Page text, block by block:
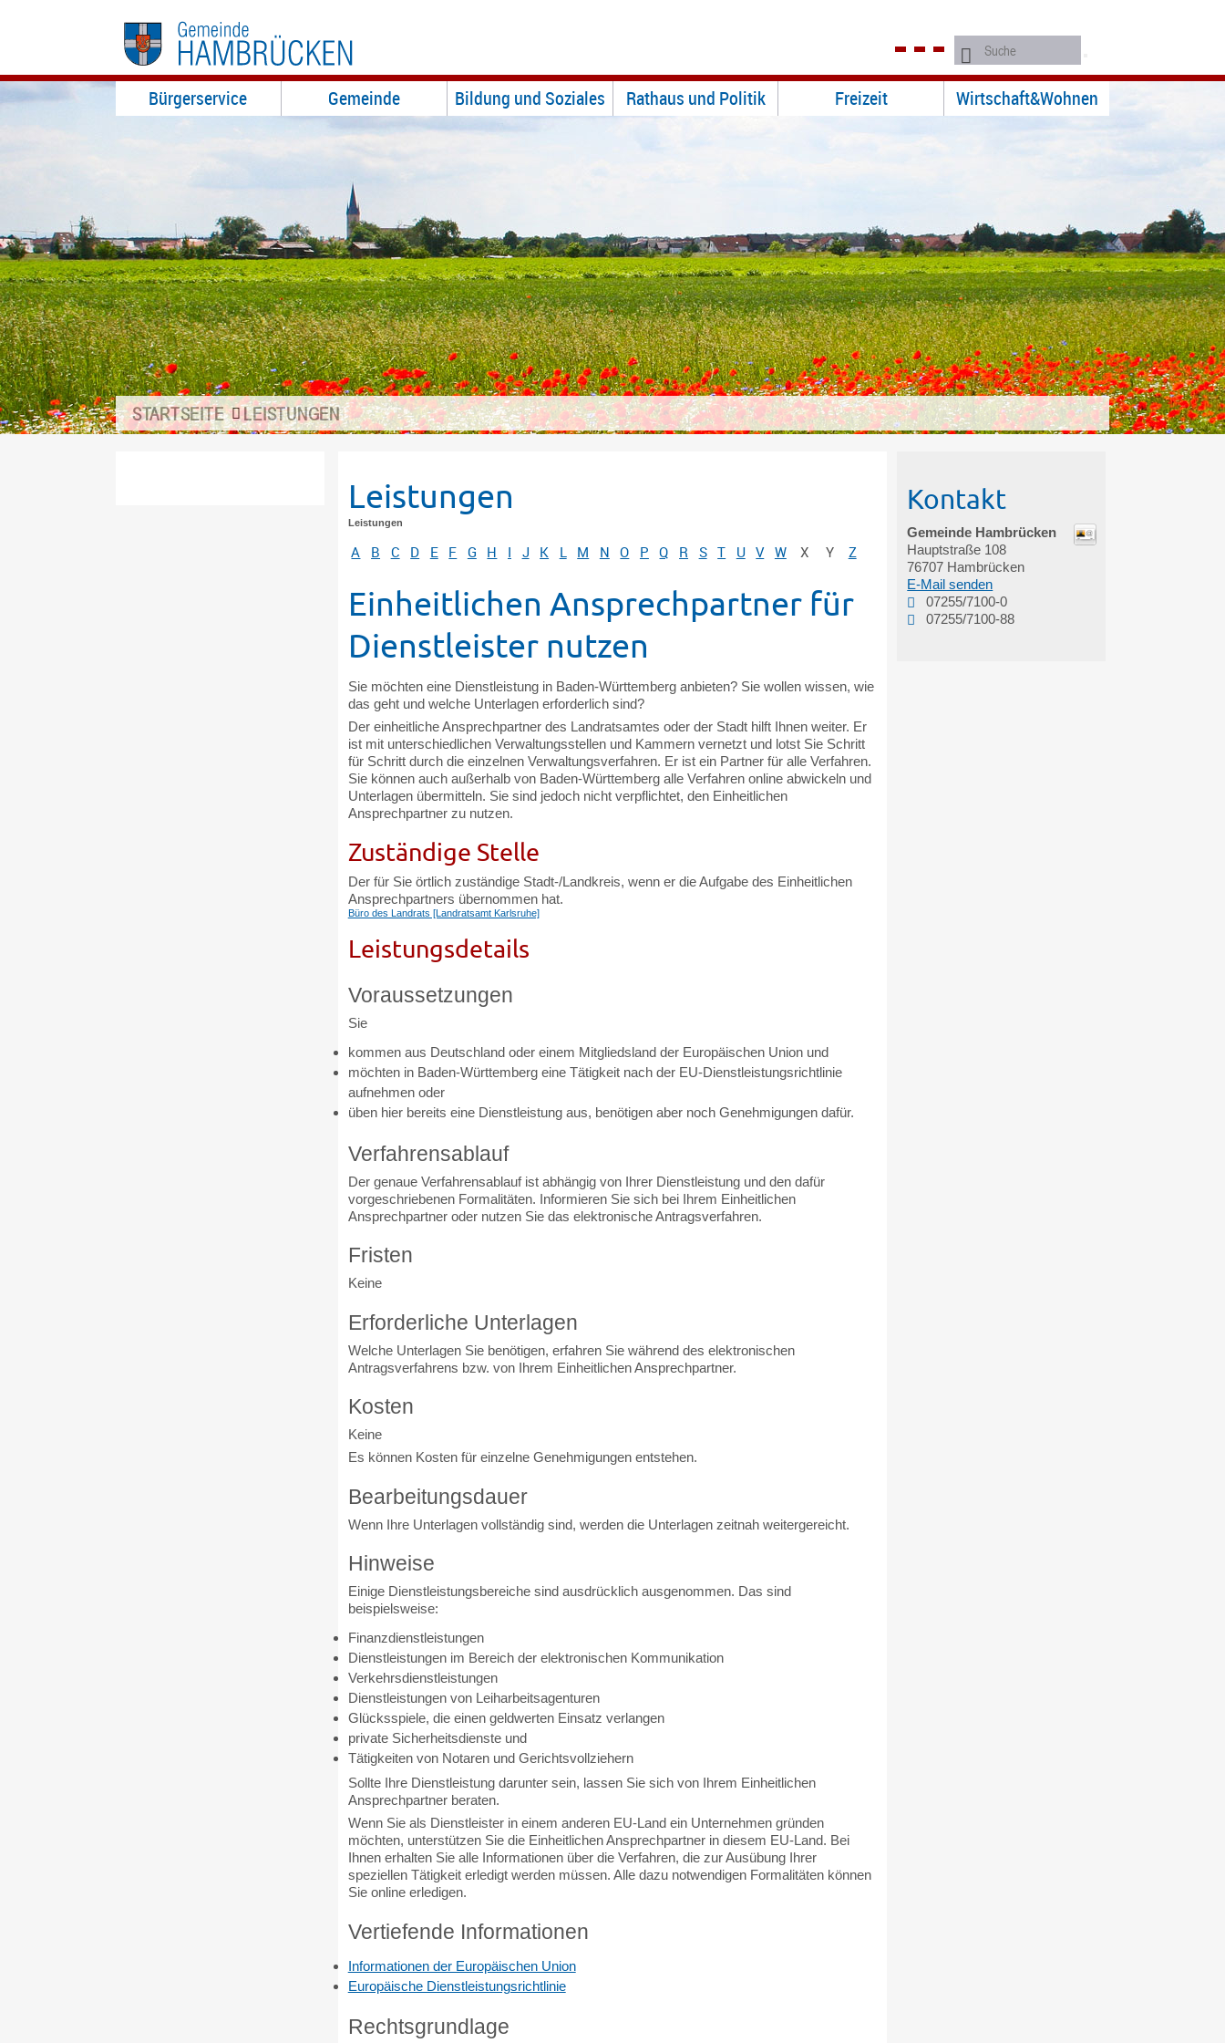
Bürgerservice Gemeinde Bildung und Soziales Rathaus und Politik Freizeit Wirtschaft&Wohnen
STARTSEITE LEISTUNGEN
Leistungen
Leistungen
A B C D E F G H I J K L M N O P Q R S T U V W X Y Z
Einheitlichen Ansprechpartner für
Dienstleister nutzen
Sie möchten eine Dienstleistung in Baden-Württemberg anbieten? Sie wollen wissen, wie
das geht und welche Unterlagen erforderlich sind?
Der einheitliche Ansprechpartner des Landratsamtes oder der Stadt hilft Ihnen weiter. Er
ist mit unterschiedlichen Verwaltungsstellen und Kammern vernetzt und lotst Sie Schritt
für Schritt durch die einzelnen Verwaltungsverfahren. Er ist ein Partner für alle Verfahren.
Sie können auch außerhalb von Baden-Württemberg alle Verfahren online abwickeln und
Unterlagen übermitteln. Sie sind jedoch nicht verpflichtet, den Einheitlichen
Ansprechpartner zu nutzen.
Zuständige Stelle
Der für Sie örtlich zuständige Stadt-/Landkreis, wenn er die Aufgabe des Einheitlichen
Ansprechpartners übernommen hat.
Büro des Landrats [Landratsamt Karlsruhe]
Leistungsdetails
Voraussetzungen
Sie
kommen aus Deutschland oder einem Mitgliedsland der Europäischen Union und
möchten in Baden-Württemberg eine Tätigkeit nach der EU-Dienstleistungsrichtlinie
aufnehmen oder
üben hier bereits eine Dienstleistung aus, benötigen aber noch Genehmigungen dafür.
Verfahrensablauf
Der genaue Verfahrensablauf ist abhängig von Ihrer Dienstleistung und den dafür
vorgeschriebenen Formalitäten. Informieren Sie sich bei Ihrem Einheitlichen
Ansprechpartner oder nutzen Sie das elektronische Antragsverfahren.
Fristen
Keine
Erforderliche Unterlagen
Welche Unterlagen Sie benötigen, erfahren Sie während des elektronischen
Antragsverfahrens bzw. von Ihrem Einheitlichen Ansprechpartner.
Kosten
Keine
Es können Kosten für einzelne Genehmigungen entstehen.
Bearbeitungsdauer
Wenn Ihre Unterlagen vollständig sind, werden die Unterlagen zeitnah weitergereicht.
Hinweise
Einige Dienstleistungsbereiche sind ausdrücklich ausgenommen. Das sind
beispielsweise:
Finanzdienstleistungen
Dienstleistungen im Bereich der elektronischen Kommunikation
Verkehrsdienstleistungen
Dienstleistungen von Leiharbeitsagenturen
Glücksspiele, die einen geldwerten Einsatz verlangen
private Sicherheitsdienste und
Tätigkeiten von Notaren und Gerichtsvollziehern
Sollte Ihre Dienstleistung darunter sein, lassen Sie sich von Ihrem Einheitlichen
Ansprechpartner beraten.
Wenn Sie als Dienstleister in einem anderen EU-Land ein Unternehmen gründen
möchten, unterstützen Sie die Einheitlichen Ansprechpartner in diesem EU-Land. Bei
Ihnen erhalten Sie alle Informationen über die Verfahren, die zur Ausübung Ihrer
speziellen Tätigkeit erledigt werden müssen. Alle dazu notwendigen Formalitäten können
Sie online erledigen.
Vertiefende Informationen
Informationen der Europäischen Union
Europäische Dienstleistungsrichtlinie
Rechtsgrundlage
Kontakt
Gemeinde Hambrücken
Hauptstraße 108
76707 Hambrücken
E-Mail senden
07255/7100-0
07255/7100-88